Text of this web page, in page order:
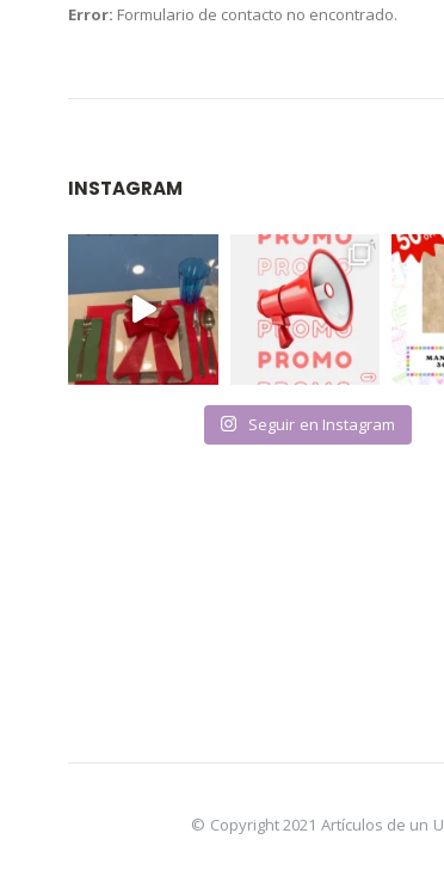
Error: Formulario de contacto no encontrado.
INSTAGRAM
Seguir en Instagram
© Copyright 2021 Artículos de un